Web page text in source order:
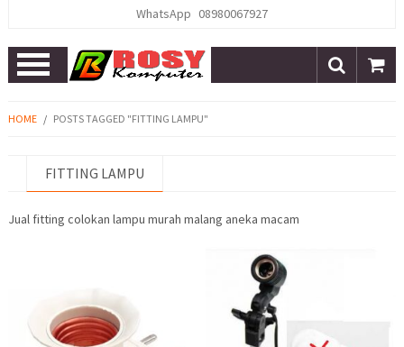
WhatsApp 08980067927
Open
Menu
HOME / POSTS TAGGED "FITTING LAMPU"
FITTING LAMPU
Jual fitting colokan lampu murah malang aneka macam